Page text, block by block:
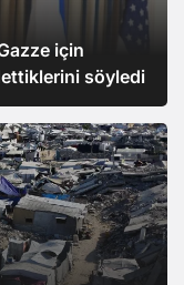
için
söyledi